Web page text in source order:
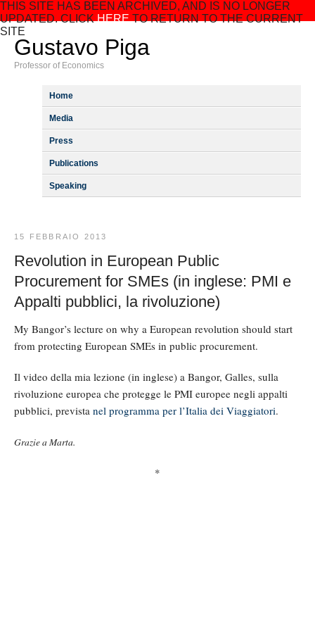
THIS SITE HAS BEEN ARCHIVED, AND IS NO LONGER
UPDATED. CLICKHERETO RETURN TO THE CURRENT
SITE
Gustavo Piga
Professor of Economics
Home
Media
Press
Publications
Speaking
15 FEBBRAIO 2013
Revolution in European Public
Procurement for SMEs (in inglese: PMI e
Appalti pubblici, la rivoluzione)
My Bangor’s lecture on why a European revolution should start
from protecting European SMEs in public procurement.
Il video della mia lezione (in inglese) a Bangor, Galles, sulla
rivoluzione europea che protegge le PMI europee negli appalti
pubblici, prevista nel programma per l’Italia dei Viaggiatori.
Grazie a Marta.
*